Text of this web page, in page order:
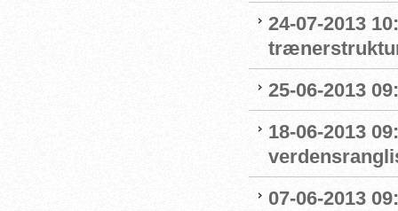
24-07-2013
25-06-2013
18-06-2013
07-06-2013